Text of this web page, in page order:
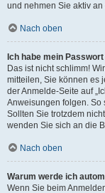
und nehmen Sie aktiv
Nach oben
Ich habe mein
Das ist nicht schlimm!
mitteilen, Sie können es
der Anmelde-Seite auf
Anweisungen folgen.
Sollten Sie trotzdem
wenden Sie sich an die
Nach oben
Warum werde ich
Wenn Sie beim